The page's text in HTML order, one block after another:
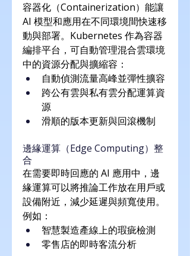
容器化（Containerization）能讓
AI 模型和應用在不同環境間快速移
動與部署。Kubernetes 作為容器
編排平台，可自動管理混合雲環境
中的資源分配與擴縮容：
自動偵測流量高峰並彈性擴容
跨公有雲與私有雲分配運算資
源
滑順的版本更新與回滾機制
邊緣運算（Edge Computing）整
合
在需要即時回應的 AI 應用中，邊
緣運算可以將推論工作放在用戶或
設備附近，減少延遲與頻寬使用。
例如：
智慧製造產線上的瑕疵檢測
零售店的即時客流分析